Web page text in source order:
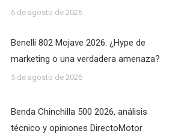
6 de agosto de 2026
Benelli 802 Mojave 2026: ¿Hype de
marketing o una verdadera amenaza?
5 de agosto de 2026
Benda Chinchilla 500 2026, análisis
técnico y opiniones DirectoMotor